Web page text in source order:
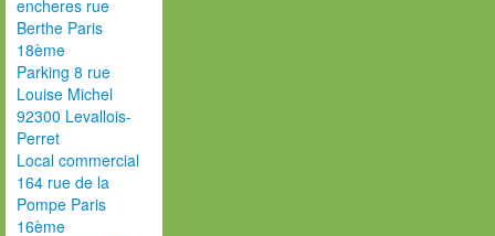
encheres rue
Berthe Paris
18ème
Parking 8 rue
Louise Michel
92300 Levallois-
Perret
Local commercial
164 rue de la
Pompe Paris
16ème